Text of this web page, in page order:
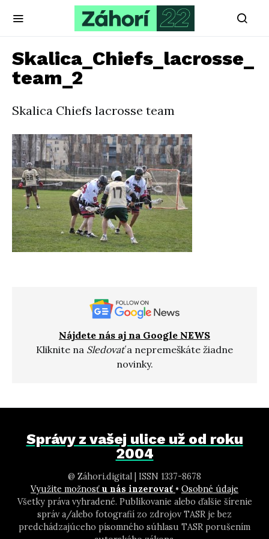
Skalica_Chiefs_lacrosse_
team_2
Skalica Chiefs lacrosse team
Nájdete nás aj na Google NEWS
Kliknite na Sledovaťa nepremeškáte žiadne
novinky.
Správy z vašej ulice už od roku
2004
@ Záhori.digital | ISSN 1337-8678
Využite možnosť u nás inzerovať • Osobné údaje
Všetky práva vyhradené. Publikovanie alebo ďalšie šírenie
správ a/alebo fotografií zo zdrojov TASR je bez
predchádzajúceho písomného súhlasu TASR porušením